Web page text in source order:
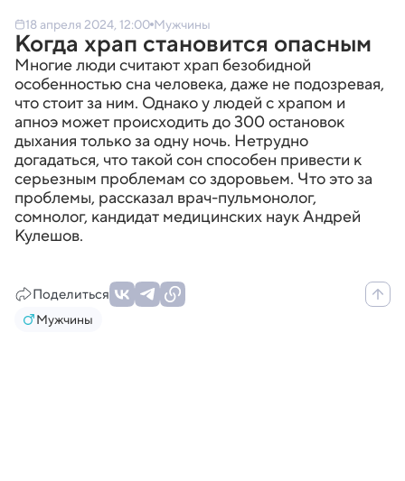
18 апреля 2024, 12:00 Мужчины
Когда храп становится опасным
Многие люди считают храп безобидной
особенностью сна человека, даже не подозревая,
что стоит за ним. Однако у людей с храпом и
апноэ может происходить до 300 остановок
дыхания только за одну ночь. Нетрудно
догадаться, что такой сон способен привести к
серьезным проблемам со здоровьем. Что это за
проблемы, рассказал врач-пульмонолог,
сомнолог, кандидат медицинских наук Андрей
Кулешов.
Поделиться
Мужчины